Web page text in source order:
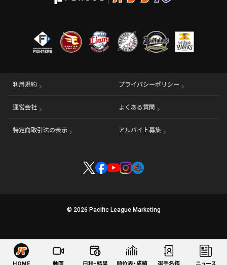
利用規約 プライバシーポリシー
運営会社 （別ウィンドウで開く） よくある質問
特定商取引法の表示 アルバイト募集 （別ウィンドウで開く
© 2026 Pacific League Marketing
HOME 動画 日程・結果 順位表・成績 選手名鑑 ニュース